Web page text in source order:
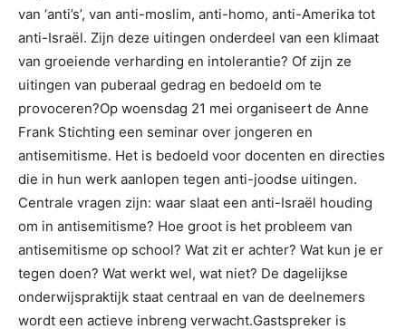
van ‘anti’s’, van anti-moslim, anti-homo, anti-Amerika tot
anti-Israël. Zijn deze uitingen onderdeel van een klimaat
van groeiende verharding en intolerantie? Of zijn ze
uitingen van puberaal gedrag en bedoeld om te
provoceren?Op woensdag 21 mei organiseert de Anne
Frank Stichting een seminar over jongeren en
antisemitisme. Het is bedoeld voor docenten en directies
die in hun werk aanlopen tegen anti-joodse uitingen.
Centrale vragen zijn: waar slaat een anti-Israël houding
om in antisemitisme? Hoe groot is het probleem van
antisemitisme op school? Wat zit er achter? Wat kun je er
tegen doen? Wat werkt wel, wat niet? De dagelijkse
onderwijspraktijk staat centraal en van de deelnemers
wordt een actieve inbreng verwacht.Gastspreker is